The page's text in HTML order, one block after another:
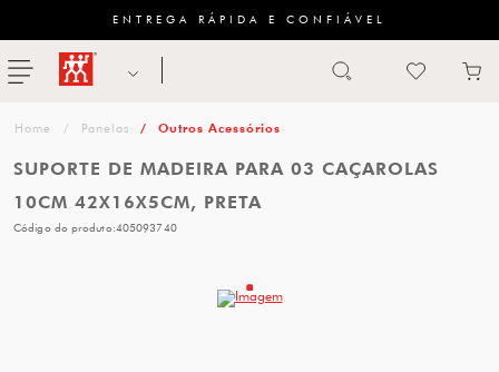
ENTREGA RÁPIDA E CONFIÁVEL
menu ZWILLING
categoria
Panelas Outros Acessórios
SUPORTE DE MADEIRA PARA 03 CAÇAROLAS
10CM 42X16X5CM, PRETA
Código do produto:405093740